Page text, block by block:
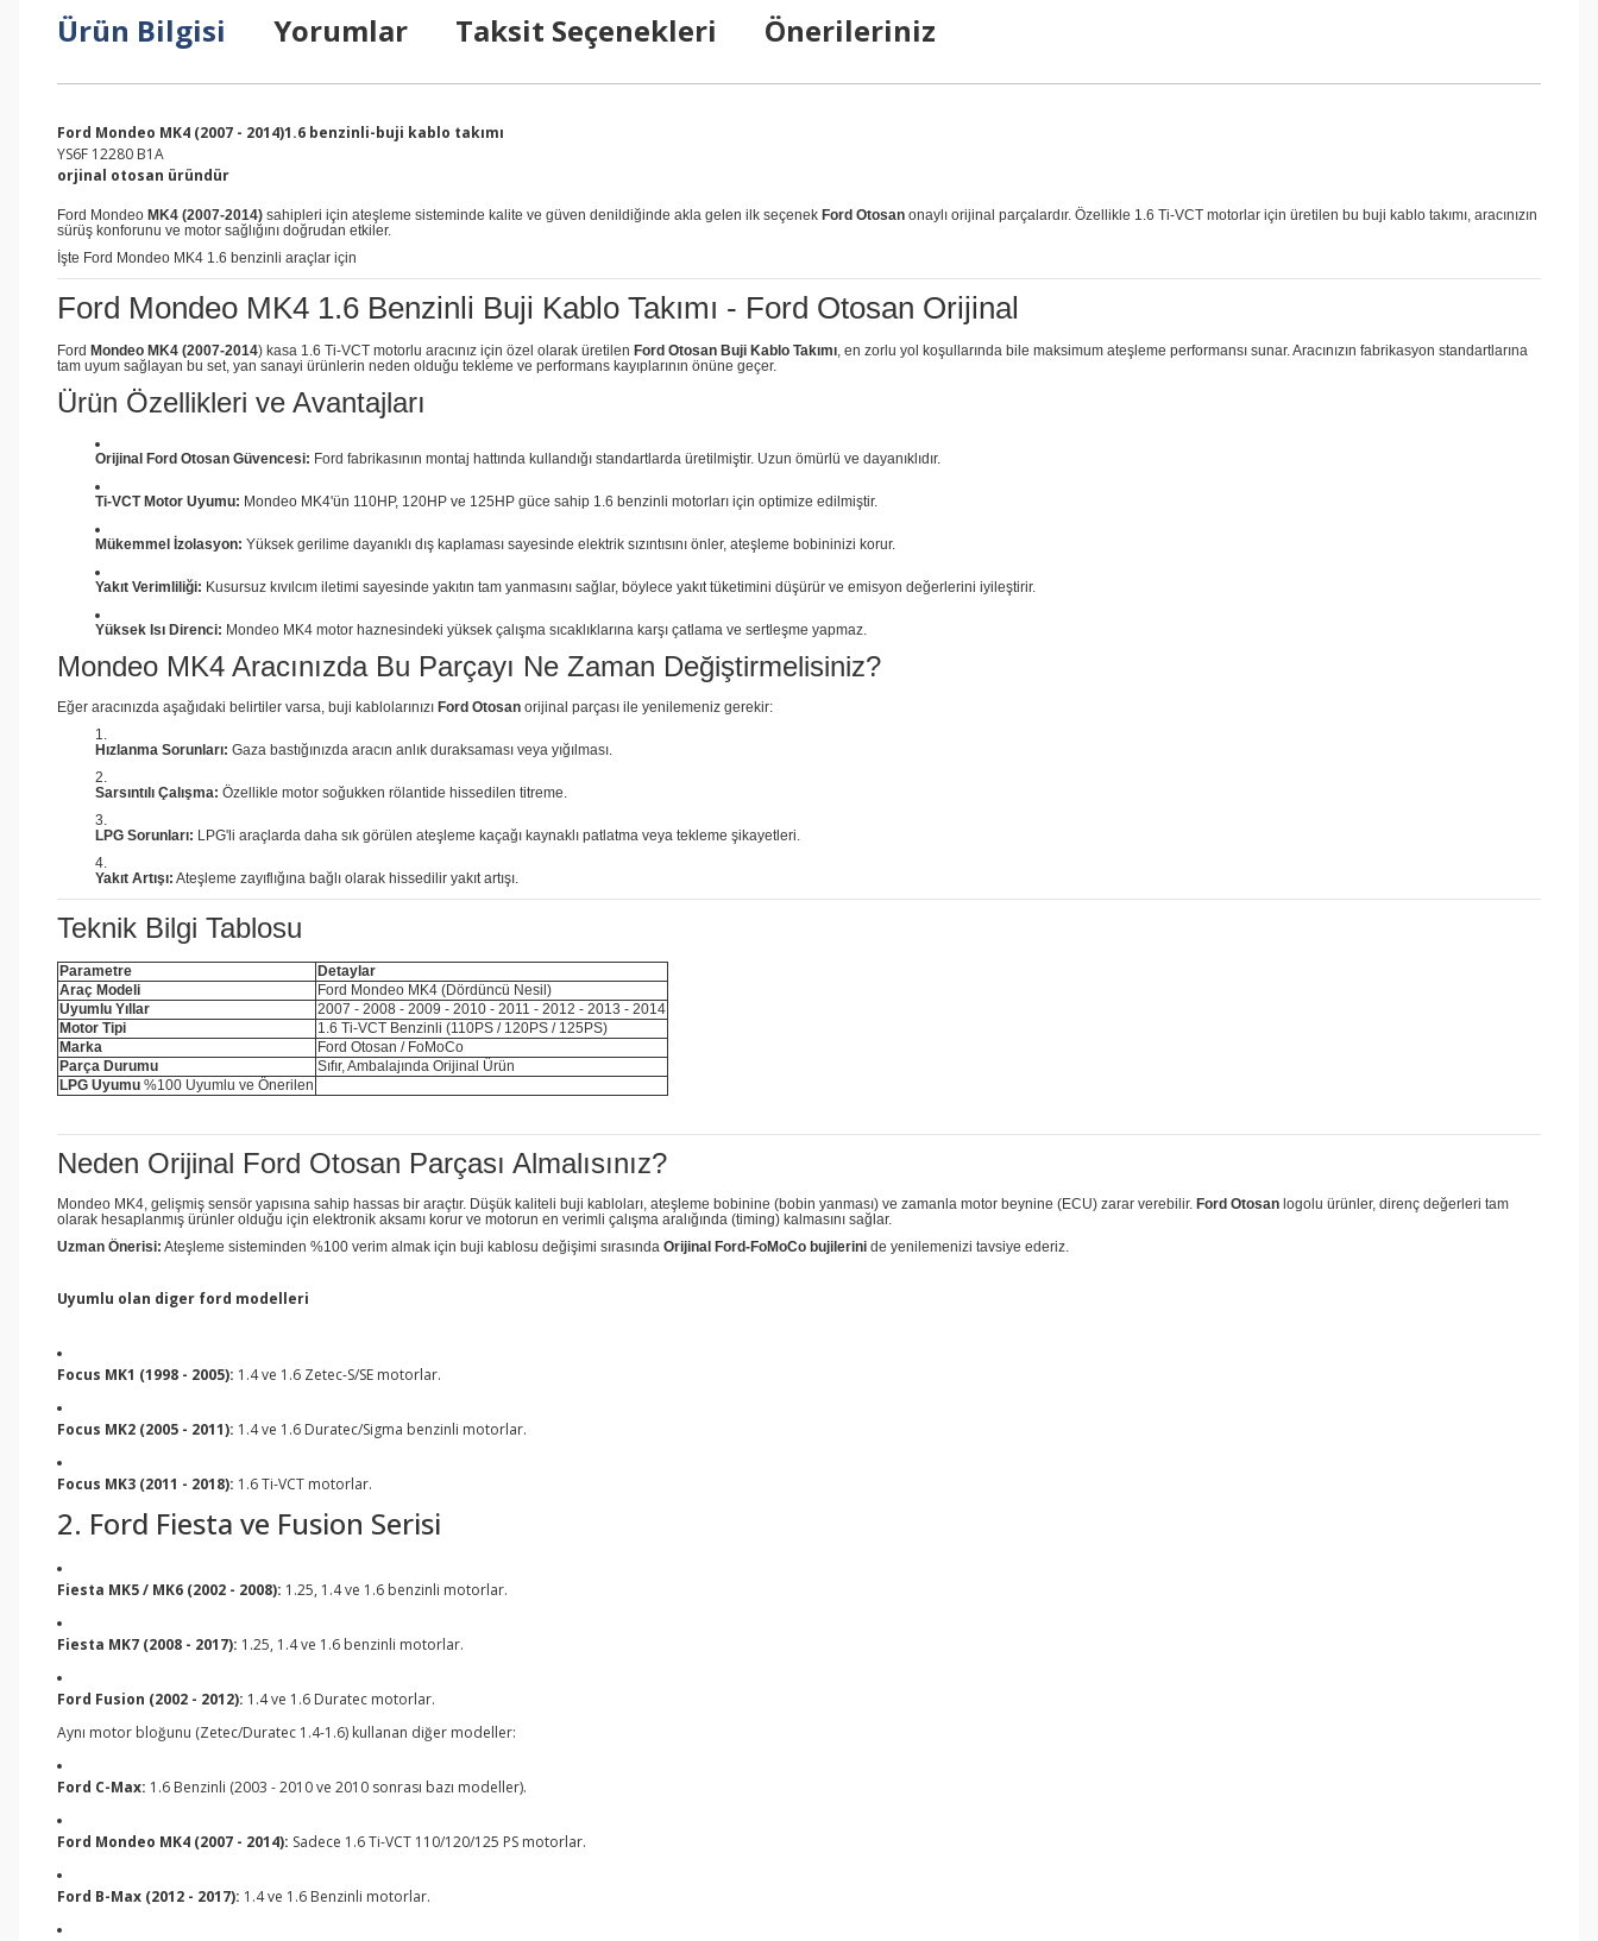
Ürün Bilgisi Yorumlar Taksit Seçenekleri Önerileriniz
Ford Mondeo MK4 (2007 - 2014)1.6 benzinli-buji kablo takımı
YS6F 12280 B1A
orjinal otosan üründür
Ford Mondeo MK4 (2007-2014) sahipleri için ateşleme sisteminde kalite ve güven denildiğinde akla gelen ilk seçenek Ford Otosan onaylı orijinal parçalardır. Özellikle 1.6 Ti-VCT motorlar için üretilen bu buji kablo takımı, aracınızın
sürüş konforunu ve motor sağlığını doğrudan etkiler.
İşte Ford Mondeo MK4 1.6 benzinli araçlar için
Ford Mondeo MK4 1.6 Benzinli Buji Kablo Takımı - Ford Otosan Orijinal
Ford Mondeo MK4 (2007-2014) kasa 1.6 Ti-VCT motorlu aracınız için özel olarak üretilen Ford Otosan Buji Kablo Takımı, en zorlu yol koşullarında bile maksimum ateşleme performansı sunar. Aracınızın fabrikasyon standartlarına
tam uyum sağlayan bu set, yan sanayi ürünlerin neden olduğu tekleme ve performans kayıplarının önüne geçer.
Ürün Özellikleri ve Avantajları
Orijinal Ford Otosan Güvencesi: Ford fabrikasının montaj hattında kullandığı standartlarda üretilmiştir. Uzun ömürlü ve dayanıklıdır.
Ti-VCT Motor Uyumu: Mondeo MK4'ün 110HP, 120HP ve 125HP güce sahip 1.6 benzinli motorları için optimize edilmiştir.
Mükemmel İzolasyon: Yüksek gerilime dayanıklı dış kaplaması sayesinde elektrik sızıntısını önler, ateşleme bobininizi korur.
Yakıt Verimliliği: Kusursuz kıvılcım iletimi sayesinde yakıtın tam yanmasını sağlar, böylece yakıt tüketimini düşürür ve emisyon değerlerini iyileştirir.
Yüksek Isı Direnci: Mondeo MK4 motor haznesindeki yüksek çalışma sıcaklıklarına karşı çatlama ve sertleşme yapmaz.
Mondeo MK4 Aracınızda Bu Parçayı Ne Zaman Değiştirmelisiniz?
Eğer aracınızda aşağıdaki belirtiler varsa, buji kablolarınızı Ford Otosan orijinal parçası ile yenilemeniz gerekir:
Hızlanma Sorunları: Gaza bastığınızda aracın anlık duraksaması veya yığılması.
Sarsıntılı Çalışma: Özellikle motor soğukken rölantide hissedilen titreme.
LPG Sorunları: LPG'li araçlarda daha sık görülen ateşleme kaçağı kaynaklı patlatma veya tekleme şikayetleri.
Yakıt Artışı: Ateşleme zayıflığına bağlı olarak hissedilir yakıt artışı.
Teknik Bilgi Tablosu
Parametre
Detaylar
Araç Modeli
Ford Mondeo MK4 (Dördüncü Nesil)
Uyumlu Yıllar
2007 - 2008 - 2009 - 2010 - 2011 - 2012 - 2013 - 2014
Motor Tipi
1.6 Ti-VCT Benzinli (110PS / 120PS / 125PS)
Marka
Ford Otosan / FoMoCo
Parça Durumu
Sıfır, Ambalajında Orijinal Ürün
LPG Uyumu %100 Uyumlu ve Önerilen
Neden Orijinal Ford Otosan Parçası Almalısınız?
Mondeo MK4, gelişmiş sensör yapısına sahip hassas bir araçtır. Düşük kaliteli buji kabloları, ateşleme bobinine (bobin yanması) ve zamanla motor beynine (ECU) zarar verebilir. Ford Otosan logolu ürünler, direnç değerleri tam
olarak hesaplanmış ürünler olduğu için elektronik aksamı korur ve motorun en verimli çalışma aralığında (timing) kalmasını sağlar.
Uzman Önerisi: Ateşleme sisteminden %100 verim almak için buji kablosu değişimi sırasında Orijinal Ford-FoMoCo bujilerini de yenilemenizi tavsiye ederiz.
Uyumlu olan diger ford modelleri
Focus MK1 (1998 - 2005): 1.4 ve 1.6 Zetec-S/SE motorlar.
Focus MK2 (2005 - 2011): 1.4 ve 1.6 Duratec/Sigma benzinli motorlar.
Focus MK3 (2011 - 2018): 1.6 Ti-VCT motorlar.
2. Ford Fiesta ve Fusion Serisi
Fiesta MK5 / MK6 (2002 - 2008): 1.25, 1.4 ve 1.6 benzinli motorlar.
Fiesta MK7 (2008 - 2017): 1.25, 1.4 ve 1.6 benzinli motorlar.
Ford Fusion (2002 - 2012): 1.4 ve 1.6 Duratec motorlar.
Aynı motor bloğunu (Zetec/Duratec 1.4-1.6) kullanan diğer modeller:
Ford C-Max: 1.6 Benzinli (2003 - 2010 ve 2010 sonrası bazı modeller).
Ford Mondeo MK4 (2007 - 2014): Sadece 1.6 Ti-VCT 110/120/125 PS motorlar.
Ford B-Max (2012 - 2017): 1.4 ve 1.6 Benzinli motorlar.